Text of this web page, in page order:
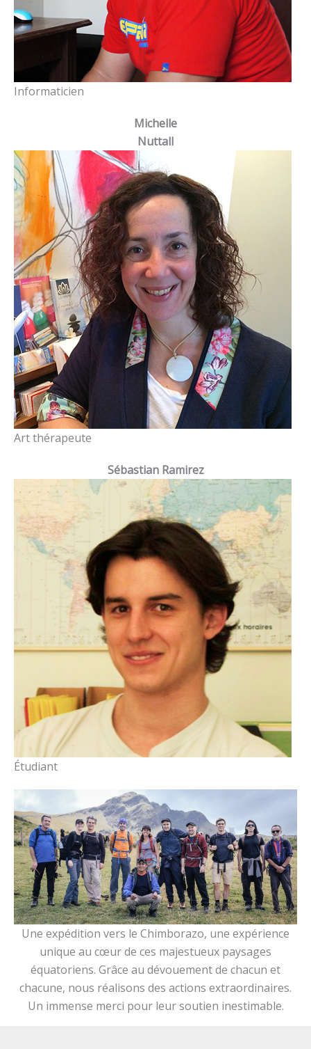
Informaticien
Michelle
Nuttall
Art thérapeute
Sébastian Ramirez
Étudiant
Une expédition vers le Chimborazo, une expérience
unique au cœur de ces majestueux paysages
équatoriens. Grâce au dévouement de chacun et
chacune, nous réalisons des actions extraordinaires.
Un immense merci pour leur soutien inestimable.